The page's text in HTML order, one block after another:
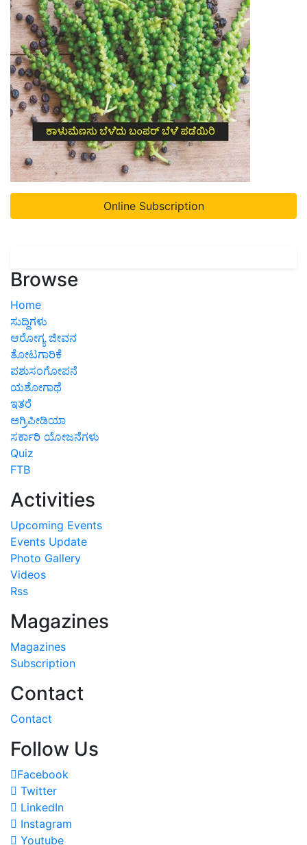
Online Subscription
Browse
Home
ಸುದ್ದಿಗಳು
ಆರೋಗ್ಯ ಜೀವನ
ತೋಟಗಾರಿಕೆ
ಪಶುಸಂಗೋಪನೆ
ಯಶೋಗಾಥೆ
ಇತರೆ
ಅಗ್ರಿಪೀಡಿಯಾ
ಸರ್ಕಾರಿ ಯೋಜನೆಗಳು
Quiz
FTB
Activities
Upcoming Events
Events Update
Photo Gallery
Videos
Rss
Magazines
Magazines
Subscription
Contact
Contact
Follow Us
Facebook
Twitter
LinkedIn
Instagram
Youtube